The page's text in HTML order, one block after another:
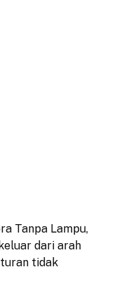
Tanpa Lampu,
dari arah
tidak